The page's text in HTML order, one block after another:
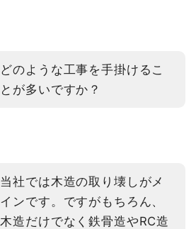
どのような工事を手掛けるこ
とが多いですか？
当社では木造の取り壊しがメ
インです。ですがもちろん、
木造だけでなく鉄骨造やRC造